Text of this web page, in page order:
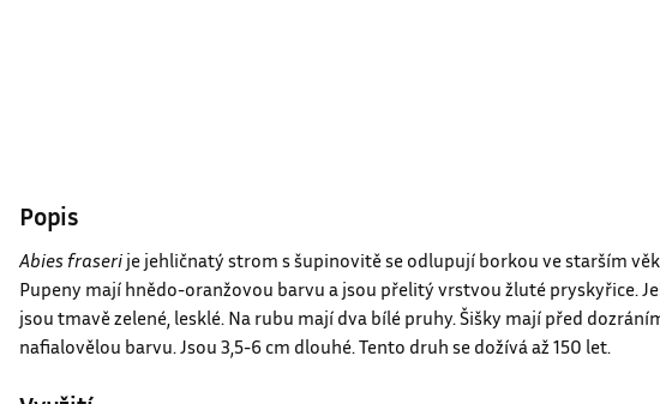
Popis
Abies fraseri je jehličnatý strom s šupinovitě se odlupují borkou ve starším
Pupeny mají hnědo-oranžovou barvu a jsou přelitý vrstvou žluté pryskyřice.
jsou tmavě zelené, lesklé. Na rubu mají dva bílé pruhy. Šišky mají před dozráním